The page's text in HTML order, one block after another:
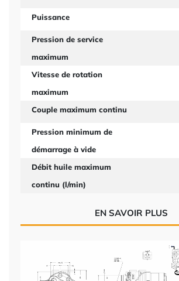
Puissance
Pression de service
maximum
Vitesse de rotation
maximum
Couple maximum continu
Pression minimum de
démarrage à vide
Débit huile maximum
continu (l/min)
EN SAVOIR PLUS